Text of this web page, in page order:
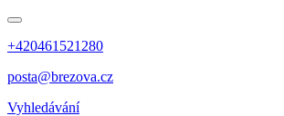
+420461521280
posta@brezova.cz
Vyhledávání